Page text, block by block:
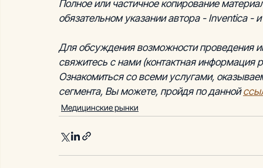
Полное или частичное копирование
обязательном указании автора - Inventica -
Для обсуждения возможности проведения
свяжитесь с нами (контактная
Ознакомиться со всеми услугами,
сегмента, Вы можете, пройдя по данной
Медицинские рынки